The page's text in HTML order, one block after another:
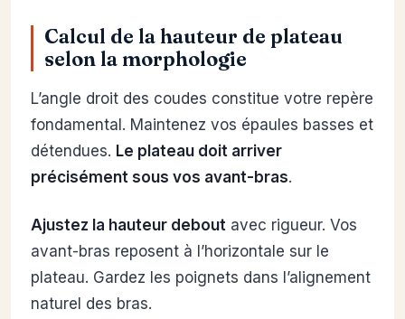
Calcul de la hauteur de plateau
selon la morphologie
L’angle droit des coudes constitue votre repère
fondamental. Maintenez vos épaules basses et
détendues. Le plateau doit arriver
précisément sous vos avant-bras.
Ajustez la hauteur debout avec rigueur. Vos
avant-bras reposent à l’horizontale sur le
plateau. Gardez les poignets dans l’alignement
naturel des bras.